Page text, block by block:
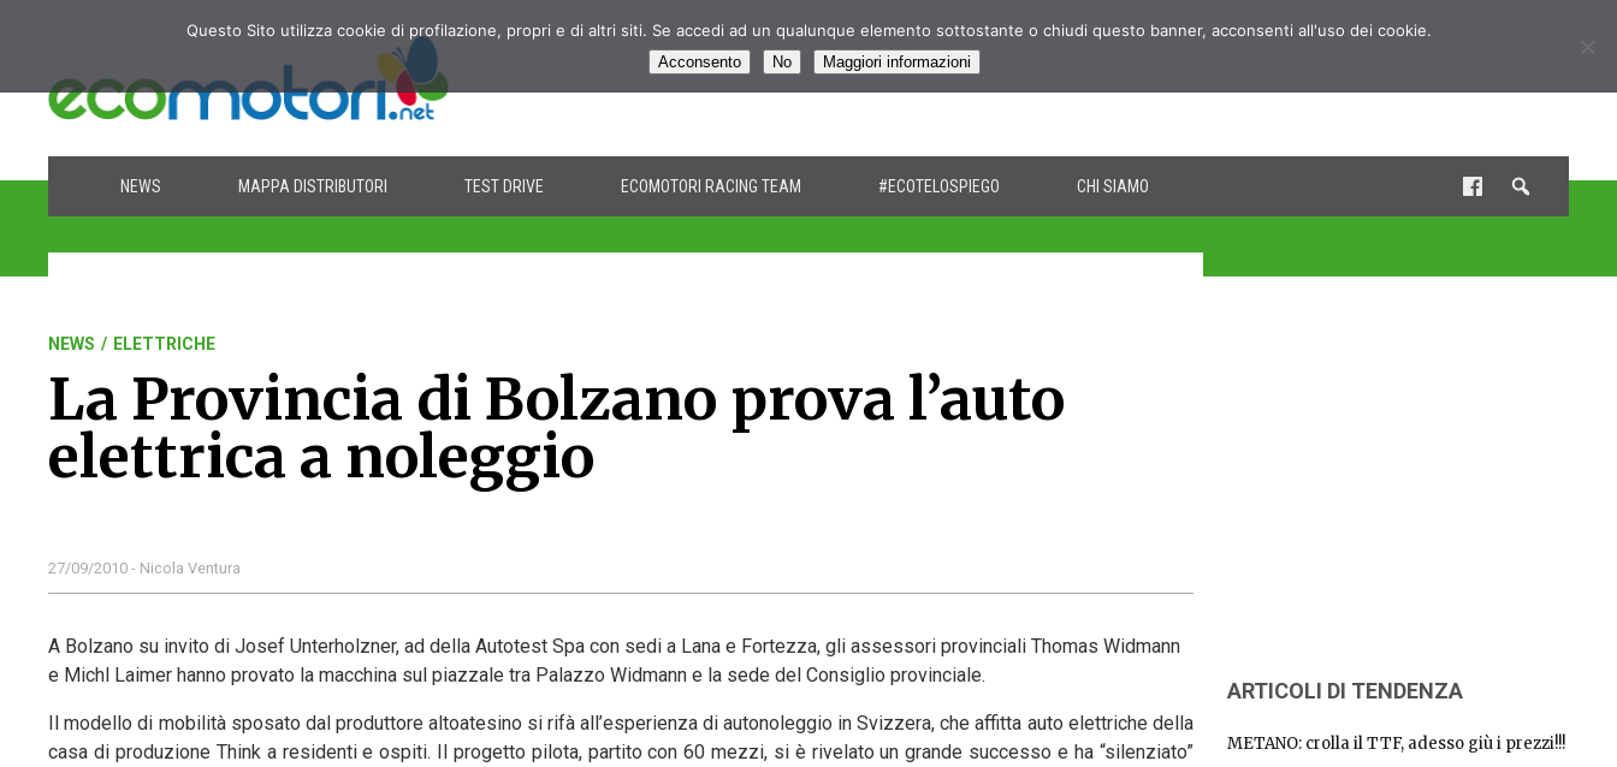
NEWS MAPPA DISTRIBUTORI TEST DRIVE ECOMOTORI RACING TEAM #ECOTELOSPIEGO CHI SIAMO
NEWS / ELETTRICHE
La Provincia di Bolzano prova l’auto
elettrica a noleggio
27/09/2010 - Nicola Ventura
A Bolzano su invito di Josef Unterholzner, ad della Autotest Spa con sedi a Lana e Fortezza, gli assessori provinciali Thomas Widmann
e Michl Laimer hanno provato la macchina sul piazzale tra Palazzo Widmann e la sede del Consiglio provinciale.
Il modello di mobilità sposato dal produttore altoatesino si rifà all’esperienza di autonoleggio in Svizzera, che affitta auto elettriche della
casa di produzione Think a residenti e ospiti. Il progetto pilota, partito con 60 mezzi, si è rivelato un grande successo e ha “silenziato”
ARTICOLI DI TENDENZA
METANO: crolla il TTF, adesso giù i prezzi!!!
Questo Sito utilizza cookie di profilazione, propri e di altri siti. Se accedi ad un qualunque elemento sottostante o chiudi questo banner, acconsenti all'uso dei cookie.
Acconsento No Maggiori informazioni